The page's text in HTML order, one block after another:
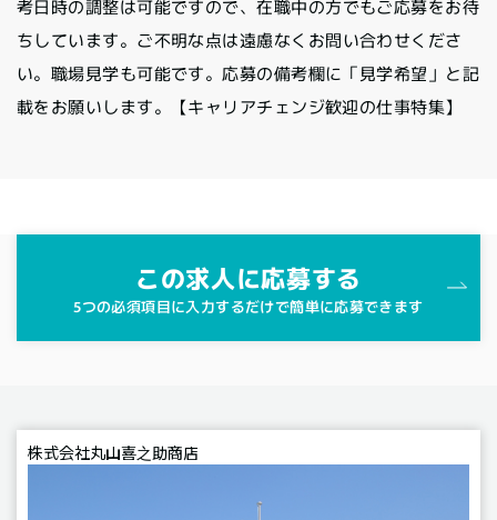
考日時の調整は可能ですので、在職中の方でもご応募をお待
ちしています。ご不明な点は遠慮なくお問い合わせくださ
い。職場見学も可能です。応募の備考欄に「見学希望」と記
載をお願いします。【キャリアチェンジ歓迎の仕事特集】
この求人に応募する
5つの必須項目に入力するだけで簡単に応募できます
株式会社丸山喜之助商店